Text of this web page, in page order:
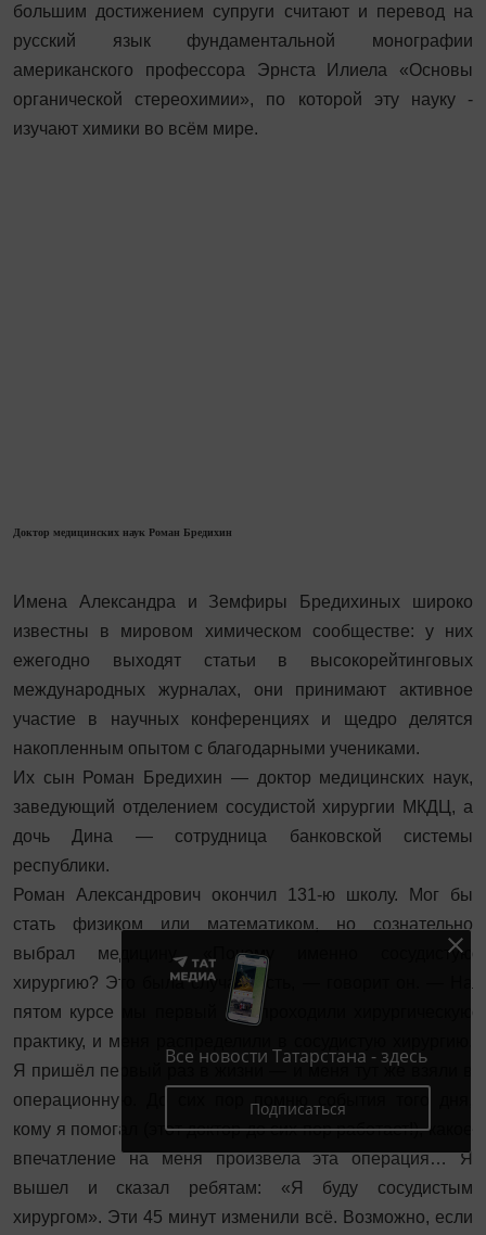
большим достижением супруги считают и перевод на
русский язык фундаментальной монографии
американского профессора Эрнста Илиела «Основы
органической стереохимии», по которой эту науку ­
изучают химики во всём мире.
Доктор медицинских наук Роман Бредихин
Имена Александра и Земфиры Бредихиных широко
известны в мировом химическом сообществе: у них
ежегодно выходят статьи в высокорейтинговых
международных журналах, они принимают активное
участие в научных конференциях и щедро делятся
накопленным опытом с благодарными учениками.
Их сын Роман Бредихин — доктор медицинских наук,
заведующий отделением сосудистой хирургии МКДЦ, а
дочь Дина — сотрудница банковской системы
республики.
Роман Александрович окончил 131-ю школу. Мог бы
стать физиком или математиком, но сознательно
выбрал медицину. «Почему именно сосудистую
хирургию? Это была случайность, — говорит он. — На
пятом курсе мы первый раз проходили хирургическую
практику, и меня распределили в сосудистую хирургию.
Я пришёл первый раз в жизни — и меня тут же взяли в
операционную. До сих пор помню события того дня,
кому я помогал (этот доктор до сих пор работает!), какое
впечатление на меня произвела эта операция… Я
вышел и сказал ребятам: «Я буду сосудистым
хирургом». Эти 45 минут изменили всё. Возможно, если
Все новости Татарстана - здесь
Подписаться